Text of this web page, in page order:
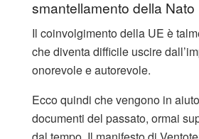
smantellamento della Nato
Il coinvolgimento della UE è
che diventa difficile uscire
onorevole e autorevole.
Ecco quindi che vengono in
documenti del passato, ormai